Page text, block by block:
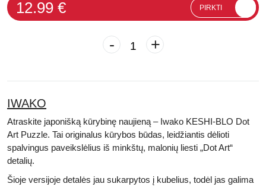
12.99 € PIRKTI
- +
IWAKO
Atraskite japonišką kūrybinę naujieną – Iwako KESHI-BLO Dot
Art Puzzle. Tai originalus kūrybos būdas, leidžiantis dėlioti
spalvingus paveikslėlius iš minkštų, malonių liesti „Dot Art“
detalių.
Šioje versijoje detalės jau sukarpytos į kubelius, todėl jas galima